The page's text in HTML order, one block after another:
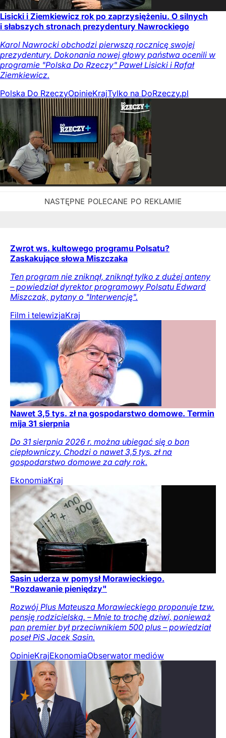
Lisicki i Ziemkiewicz rok po zaprzysiężeniu. O silnych
i słabszych stronach prezydentury Nawrockiego
Karol Nawrocki obchodzi pierwszą rocznicę swojej
prezydentury. Dokonania nowej głowy państwa ocenili w
programie "Polska Do Rzeczy" Paweł Lisicki i Rafał
Ziemkiewicz.
Polska Do RzeczyOpinieKrajTylko na DoRzeczy.pl
Zwrot ws. kultowego programu Polsatu?
Zaskakujące słowa Miszczaka
Ten program nie zniknął, zniknął tylko z dużej anteny
– powiedział dyrektor programowy Polsatu Edward
Miszczak, pytany o "Interwencję".
Film i telewizjaKraj
Nawet 3,5 tys. zł na gospodarstwo domowe. Termin
mija 31 sierpnia
Do 31 sierpnia 2026 r. można ubiegać się o bon
ciepłowniczy. Chodzi o nawet 3,5 tys. zł na
gospodarstwo domowe za cały rok.
EkonomiaKraj
Sasin uderza w pomysł Morawieckiego.
"Rozdawanie pieniędzy"
Rozwój Plus Mateusza Morawieckiego proponuje tzw.
pensję rodzicielską. – Mnie to trochę dziwi, ponieważ
pan premier był przeciwnikiem 500 plus – powiedział
poseł PiS Jacek Sasin.
OpinieKrajEkonomiaObserwator mediów